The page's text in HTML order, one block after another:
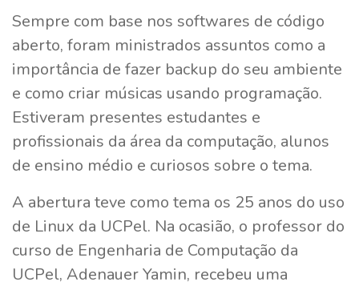
Sempre com base nos softwares de código
aberto, foram ministrados assuntos como a
importância de fazer backup do seu ambiente
e como criar músicas usando programação.
Estiveram presentes estudantes e
profissionais da área da computação, alunos
de ensino médio e curiosos sobre o tema.
A abertura teve como tema os 25 anos do uso
de Linux da UCPel. Na ocasião, o professor do
curso de Engenharia de Computação da
UCPel, Adenauer Yamin, recebeu uma